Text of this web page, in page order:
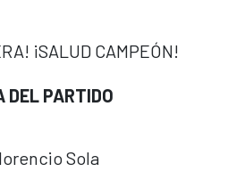
¡SALUD CAMPEÓN!
DEL PARTIDO
Sola